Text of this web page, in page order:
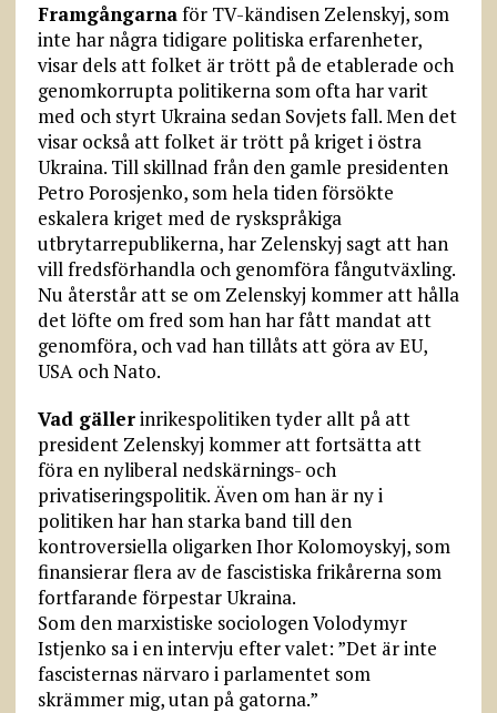
Framgångarnaför TV-kändisen Zelenskyj, som
inte har några tidigare politiska erfarenheter,
visar dels att folket är trött på de etablerade och
genomkorrupta politikerna som ofta har varit
med och styrt Ukraina sedan Sovjets fall. Men det
visar också att folket är trött på kriget i östra
Ukraina. Till skillnad från den gamle presidenten
Petro Porosjenko, som hela tiden försökte
eskalera kriget med de ryskspråkiga
utbrytarrepublikerna, har Zelenskyj sagt att han
vill fredsförhandla och genomföra fångutväxling.
Nu återstår att se om Zelenskyj kommer att hålla
det löfte om fred som han har fått mandat att
genomföra, och vad han tillåts att göra av EU,
USA och Nato.
Vad gällerinrikespolitiken tyder allt på att
president Zelenskyj kommer att fortsätta att
föra en nyliberal nedskärnings- och
privatiseringspolitik. Även om han är ny i
politiken har han starka band till den
kontroversiella oligarken Ihor Kolomoyskyj, som
finansierar flera av de fascistiska frikårerna som
fortfarande förpestar Ukraina.
Som den marxistiske sociologen Volodymyr
Istjenko sa i en intervju efter valet: ”Det är inte
fascisternas närvaro i parlamentet som
skrämmer mig, utan på gatorna.”